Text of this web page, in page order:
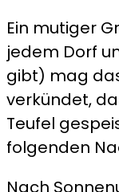
Ein mutiger
jedem Dorf
gibt) mag
verkündet,
Teufel
folgenden
Nach